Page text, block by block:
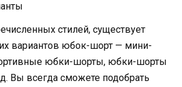
стилей, существует
вариантов юбок-шорт — мини-
юбки-шорты, юбки-шорты
Вы всегда сможете подобрать